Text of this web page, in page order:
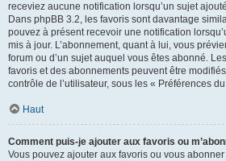
receviez aucune notification lorsqu’un sujet
Dans phpBB 3.2, les favoris sont davantage
pouvez à présent recevoir une notification
mis à jour. L’abonnement, quant à lui, vous
forum ou d’un sujet auquel vous êtes abonné.
favoris et des abonnements peuvent être
contrôle de l’utilisateur, sous les « Préférences
Haut
Comment puis-je ajouter aux favoris ou
Vous pouvez ajouter aux favoris ou vous